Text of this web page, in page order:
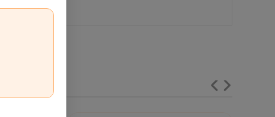
Elektroinstalācijas darbus drīkst veikt tikai persona